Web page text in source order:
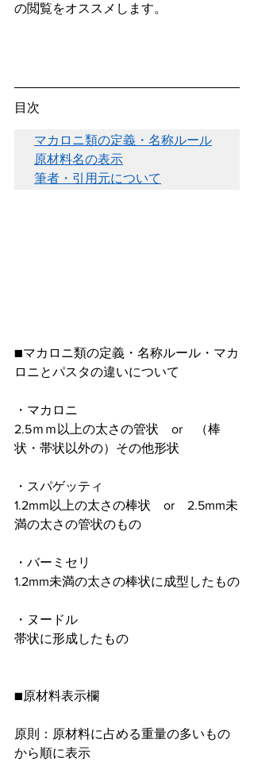
の閲覧をオススメします。
目次
マカロニ類の定義・名称ルール
原材料名の表示
筆者・引用元について
■マカロニ類の定義・名称ルール・マカ
ロニとパスタの違いについて
・マカロニ
2.5ｍｍ以上の太さの管状　or　（棒
状・帯状以外の）その他形状
・スパゲッティ
1.2mm以上の太さの棒状　or　2.5mm未
満の太さの管状のもの
・バーミセリ
1.2mm未満の太さの棒状に成型したもの
・ヌードル
帯状に形成したもの
■原材料表示欄
原則：原材料に占める重量の多いもの
から順に表示